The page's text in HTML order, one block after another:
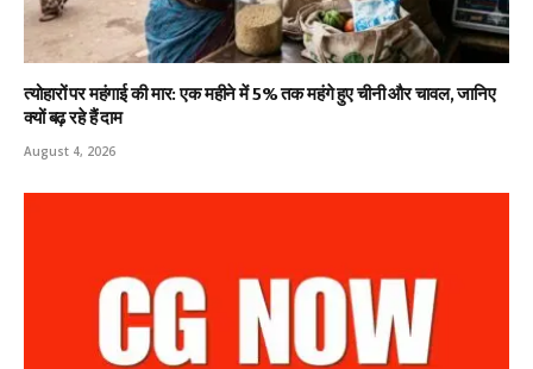
त्योहारों पर महंगाई की मार: एक महीने में 5% तक महंगे हुए चीनी और चावल, जानिए
क्यों बढ़ रहे हैं दाम
August 4, 2026